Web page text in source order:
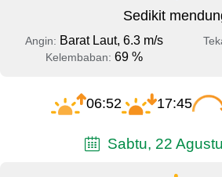
Sedikit
Angin: Barat Laut, 6.3 m/s
Kelembaban: 69 %
06:52 17:45
Sabtu, 22